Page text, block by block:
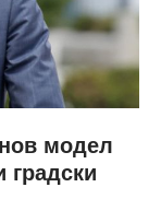
модел